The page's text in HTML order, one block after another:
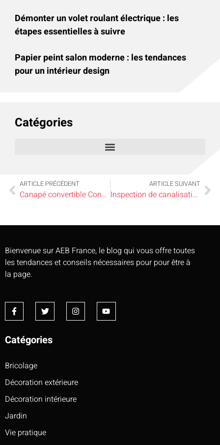
Démonter un volet roulant électrique : les
étapes essentielles à suivre
Papier peint salon moderne : les tendances
pour un intérieur design
Catégories
ARTICLE PRÉCÉDENT
Canapé convertible Convertible Center : la méthode pour bien choisir entre 2 et 4 places
ARTICLE SUIVANT
Inspection de canalisation par caméra : tout savoir sur la technique incontournable pour diagnostiquer vos conduits
Bienvenue sur AEB France, le blog qui vous offre toutes
les tendances et conseils nécessaires pour pour être à
la page.
Catégories
Bricolage
Décoration extérieure
Décoration intérieure
Jardin
Vie pratique